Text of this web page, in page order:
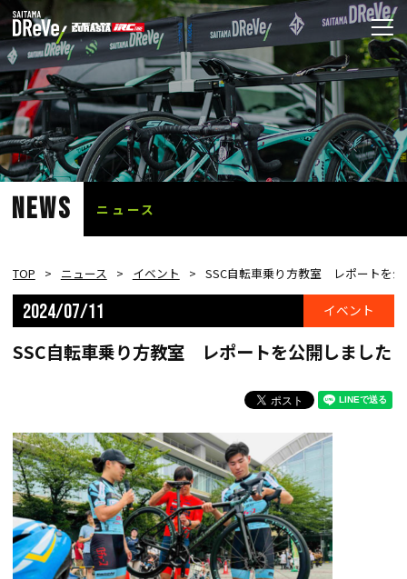
NEWS ニュース
TOP ニュース イベント SSC自転車乗り方教室 レポートを公
2024/07/11 イベント
SSC自転車乗り方教室 レポートを公開しました